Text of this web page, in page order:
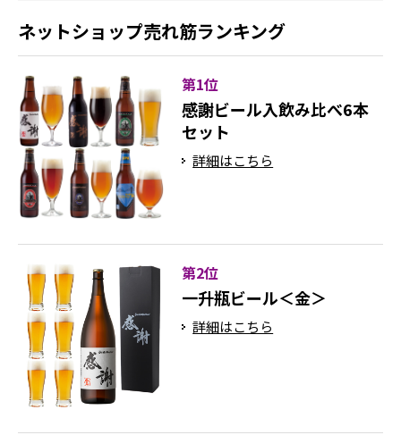
ネットショップ売れ筋ランキング
第1位
感謝ビール入飲み比べ6本
セット
詳細はこちら
第2位
一升瓶ビール＜金＞
詳細はこちら